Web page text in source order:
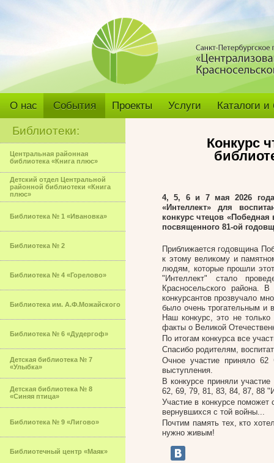
О нас События Проекты Услуги Каталоги
Библиотеки:
Центральная районная
библиотека «Книга плюс»
Детский отдел Центральной
районной библиотеки «Книга
плюс»
Библиотека № 1 «Ивановка»
Библиотека № 2
Библиотека № 4 «Горелово»
Библиотека им. А.Ф.Можайского
Библиотека № 6 «Дудергоф»
Детская библиотека № 7
«Улыбка»
Детская библиотека № 8
«Синяя птица»
Библиотека № 9 «Лигово»
Библиотечный центр «Маяк»
Конкурс
4, 5, 6 и 7 мая 2026
«Интеллект» для
конкурс чтецов «Победная
посвященного 81-ой
Приближается годовщина
к этому великому и
людям, которые прошли этот
"Интеллект" стало
Красносельского
конкурсантов прозвучало
было очень трогательным и
Наш конкурс, это не только
факты о Великой
По итогам конкурса все
Спасибо родителям,
Очное участие приняло 62
выступления.
В конкурсе приняли
62, 69, 79, 81, 83, 84, 87, 88
Участие в конкурсе поможет
вернувшихся с той войны...
Почтим память тех, кто
нужно живым!